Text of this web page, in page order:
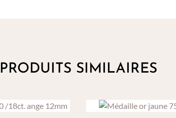
PRODUITS SIMILAIRES